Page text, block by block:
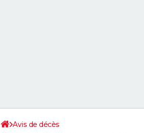
Avis de décès